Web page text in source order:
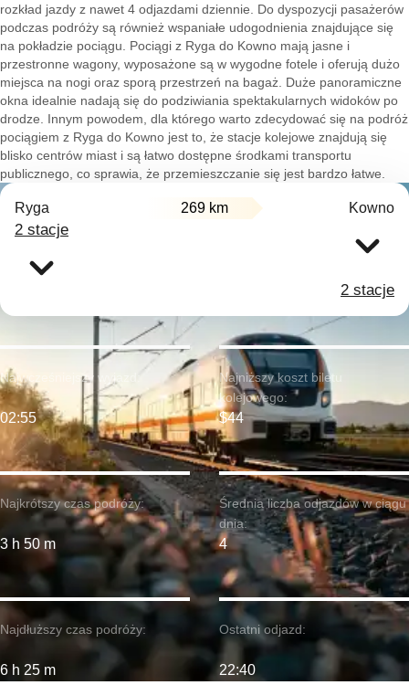
rozkład jazdy z nawet 4 odjazdami dziennie. Do dyspozycji pasażerów
podczas podróży są również wspaniałe udogodnienia znajdujące się
na pokładzie pociągu. Pociągi z Ryga do Kowno mają jasne i
przestronne wagony, wyposażone są w wygodne fotele i oferują dużo
miejsca na nogi oraz sporą przestrzeń na bagaż. Duże panoramiczne
okna idealnie nadają się do podziwiania spektakularnych widoków po
drodze. Innym powodem, dla którego warto zdecydować się na podróż
pociągiem z Ryga do Kowno jest to, że stacje kolejowe znajdują się
blisko centrów miast i są łatwo dostępne środkami transportu
publicznego, co sprawia, że przemieszczanie się jest bardzo łatwe.
Ryga 269 km Kowno
2 stacje
2 stacje
Najkrótszy czas podróży:
3 h 50 m
Najwcześniejszy wyjazd:
02:55
Najdłuższy czas podróży:
6 h 25 m
Najniższy koszt biletu
kolejowego:
$44
Średnia liczba odjazdów w ciągu
dnia:
4
Ostatni odjazd:
22:40